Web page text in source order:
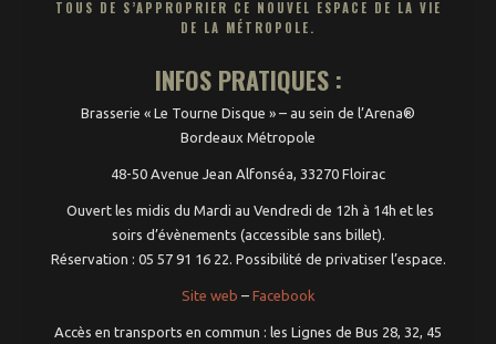
TOUS DE S’APPROPRIER CE NOUVEL ESPACE DE LA VIE
DE LA MÉTROPOLE.
INFOS PRATIQUES :
Brasserie « Le Tourne Disque » – au sein de l’Arena®
Bordeaux Métropole
48-50 Avenue Jean Alfonséa, 33270 Floirac
Ouvert les midis du Mardi au Vendredi de 12h à 14h et les
soirs d’évènements (accessible sans billet).
Réservation : 05 57 91 16 22. Possibilité de privatiser l’espace.
Site web – Facebook
Accès en transports en commun : les Lignes de Bus 28, 32, 45